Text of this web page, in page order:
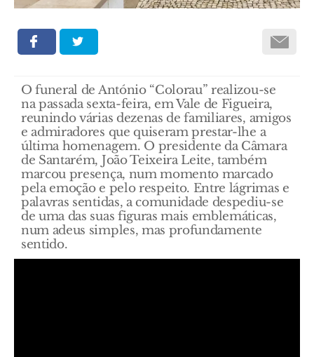
O funeral de António “Colorau” realizou-se
na passada sexta-feira, em Vale de Figueira,
reunindo várias dezenas de familiares, amigos
e admiradores que quiseram prestar-lhe a
última homenagem. O presidente da Câmara
de Santarém, João Teixeira Leite, também
marcou presença, num momento marcado
pela emoção e pelo respeito. Entre lágrimas e
palavras sentidas, a comunidade despediu-se
de uma das suas figuras mais emblemáticas,
num adeus simples, mas profundamente
sentido.